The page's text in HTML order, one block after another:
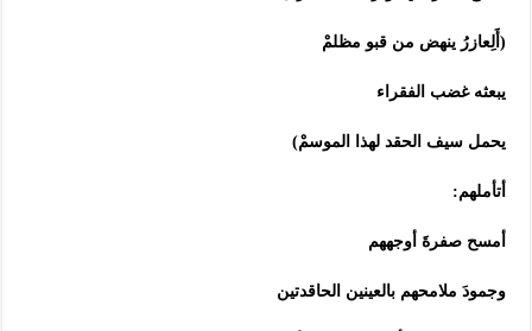
(أَلِعازرُ ينهض من قبو مظلمْ
يبعثه غضب الفقراء
يحمل سيف الحقد لهذا الموسمْ)
أتأملهم:
أمسح صفرةَ أوجههم
وجمودَ ملامحهم بالعينين الحاقدتين